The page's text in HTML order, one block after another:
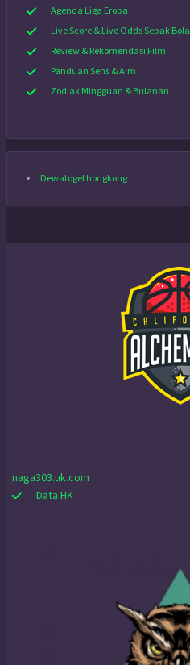
Agenda Liga Eropa
Live Score & Live Odds Sepak Bola
Review & Rekomendasi Film
Panduan Sens & Aim
Zodiak Mingguan & Bulanan
Dewatogel hongkong
naga303.uk.com
Data HK